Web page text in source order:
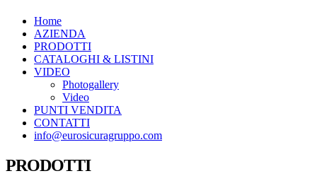
Home
AZIENDA
PRODOTTI
CATALOGHI & LISTINI
VIDEO
Photogallery
Video
PUNTI VENDITA
CONTATTI
info@eurosicuragruppo.com
PRODOTTI